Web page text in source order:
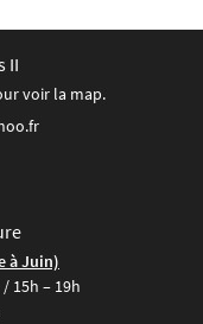
II
voir la map.
à Juin)
15h – 19h